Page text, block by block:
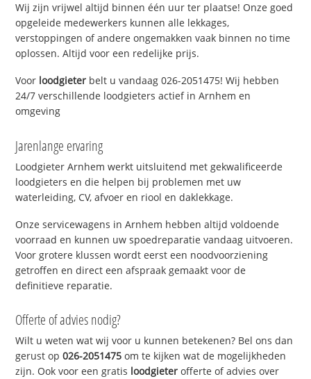
Wij zijn vrijwel altijd binnen één uur ter plaatse! Onze goed
opgeleide medewerkers kunnen alle lekkages,
verstoppingen of andere ongemakken vaak binnen no time
oplossen. Altijd voor een redelijke prijs.
Voor loodgieter belt u vandaag 026-2051475! Wij hebben
24/7 verschillende loodgieters actief in Arnhem en
omgeving
Jarenlange ervaring
Loodgieter Arnhem werkt uitsluitend met gekwalificeerde
loodgieters en die helpen bij problemen met uw
waterleiding, CV, afvoer en riool en daklekkage.
Onze servicewagens in Arnhem hebben altijd voldoende
voorraad en kunnen uw spoedreparatie vandaag uitvoeren.
Voor grotere klussen wordt eerst een noodvoorziening
getroffen en direct een afspraak gemaakt voor de
definitieve reparatie.
Offerte of advies nodig?
Wilt u weten wat wij voor u kunnen betekenen? Bel ons dan
gerust op026-2051475 om te kijken wat de mogelijkheden
zijn. Ook voor een gratis loodgieter offerte of advies over